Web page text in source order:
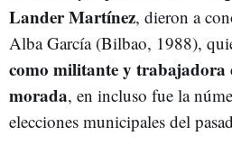
Lander Martínez, dieron a
Alba García (Bilbao, 1988),
como militante y trabajadora
morada, en incluso fue la
elecciones municipales del